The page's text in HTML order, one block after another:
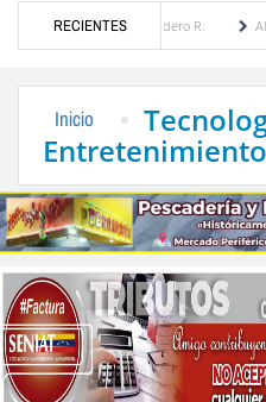
RECIENTES
Febres Cordero R.
Alcaldía de
Inicio
Entretenimiento